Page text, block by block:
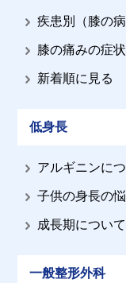
疾患別（膝の病
膝の痛みの症状
新着順に見る
低身長
アルギニンに
子供の身長の
成長期につい
一般整形外科